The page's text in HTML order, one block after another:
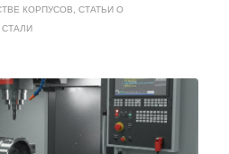
КОРПУСОВ СТАТЬИ О